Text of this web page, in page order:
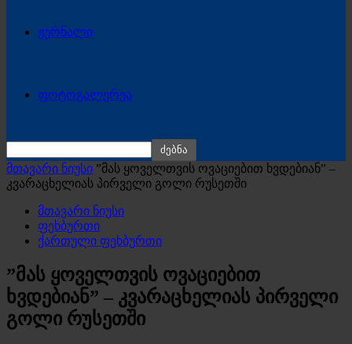
ჟურნალი
ფოტოგალერეა
მთავარი ნიუსი ”მას ყოველთვის ოვაციებით ხვდებიან” –
კვარაცხელიას პირველი გოლი რუსეთში
მთავარი ნიუსი
ფეხბურთი
ქართული ფეხბურთი
”მას ყოველთვის ოვაციებით
ხვდებიან” – კვარაცხელიას პირველი
გოლი რუსეთში